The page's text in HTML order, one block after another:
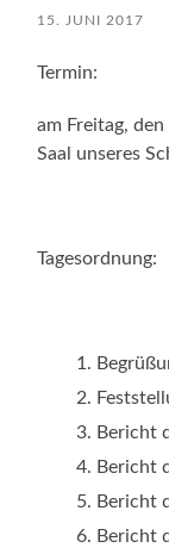
15. JUNI 2017
Termin:
am Freitag,
Saal unseres
Tagesordnung:
Bericht
Bericht
Bericht
Bericht